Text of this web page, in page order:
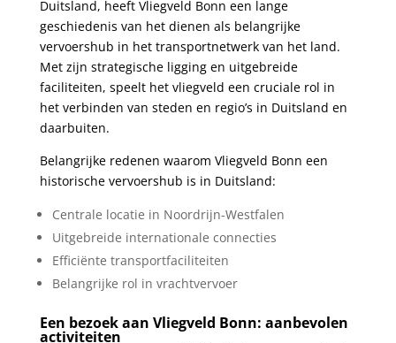
Duitsland, heeft Vliegveld Bonn een lange
geschiedenis van⁣ het dienen ‌als belangrijke
vervoershub in het transportnetwerk ⁢van het land.‌
Met zijn​ strategische ⁢ligging en uitgebreide
faciliteiten,​ speelt het vliegveld een ‌cruciale rol in
⁤het​ verbinden van steden en regio’s‌ in Duitsland en
daarbuiten.
Belangrijke redenen waarom Vliegveld Bonn een
historische vervoershub is ‍in ⁤Duitsland:
Centrale locatie in Noordrijn-Westfalen
Uitgebreide internationale connecties
Efficiënte transportfaciliteiten
Belangrijke rol in vrachtvervoer
Een ⁤bezoek⁢ aan Vliegveld Bonn: aanbevolen
activiteiten